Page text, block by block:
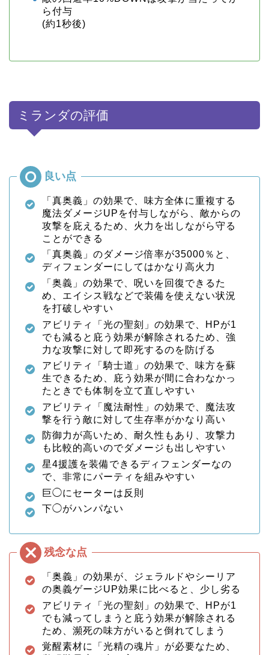
ら付与
(約1秒後)
ミランダの評価
「真奥義」の効果で、味方全体に重複する
魔法ダメージUPを付与しながら、敵からの
攻撃を庇えるため、火力を出しながら守る
ことができる
「真奥義」のダメージ倍率が35000％と、
ディフェンダーにしてはかなり高火力
「奥義」の効果で、呪いを回復できるた
め、エイシス戦などで装備を使えない状況
を打破しやすい
アビリティ「光の聖刻」の効果で、HPが1
でも減ると庇う効果が解除されるため、強
力な攻撃に対して即死するのを防げる
アビリティ「騎士道」の効果で、味方を蘇
生できるため、庇う効果が間に合わなかっ
たときでも体制を立て直しやすい
アビリティ「魔法耐性」の効果で、魔法攻
撃を行う敵に対して生存率がかなり高い
防御力が高いため、耐久性もあり、攻撃力
も比較的高いのでダメージも出しやすい
星4援護を装備できるディフェンダーなの
で、非常にパーティを組みやすい
巨◯にセーターは反則
下◯がハンパない
「奥義」の効果が、ジェラルドやシーリア
の奥義ゲージUP効果に比べると、少し劣る
アビリティ「光の聖刻」の効果で、HPが1
でも減ってしまうと庇う効果が解除される
ため、瀕死の味方がいると倒れてしまう
覚醒素材に「光精の魂片」が必要なため、